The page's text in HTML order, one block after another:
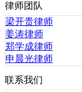
律师团队
梁开贵律师
姜涛律师
郑学成律师
申晨光律师
联系我们